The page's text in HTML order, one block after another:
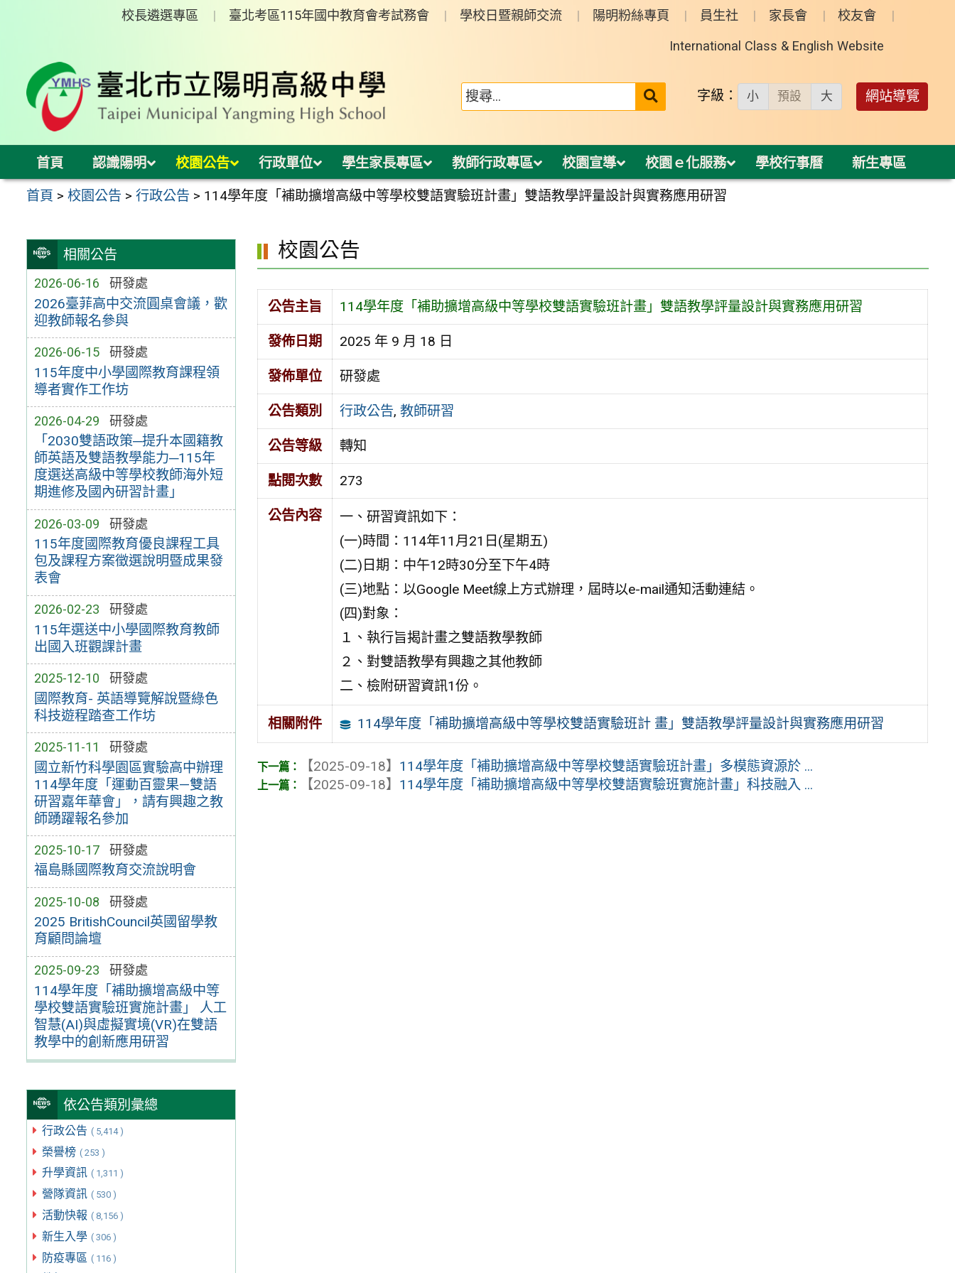
校長遴選專區 臺北考區115年國中教育會考試務會 學校日暨親師交流 陽明粉絲專頁 員生社 家長會 校友會
International Class & English Website
送出 字級： 小 預設 大 網站導覽
首頁 認識陽明 校園公告 行政單位 學生家長專區 教師行政專區 校園宣導 校園ｅ化服務 學校行事曆 新生專區
首頁 >校園公告 >行政公告 > 114學年度「補助擴增高級中等學校雙語實驗班計畫」雙語教學評量設計與實務應用研習
相關公告
2026-06-16 研發處
2026臺菲高中交流圓桌會議，歡
迎教師報名參與
2026-06-15 研發處
115年度中小學國際教育課程領
導者實作工作坊
2026-04-29 研發處
「2030雙語政策─提升本國籍教
師英語及雙語教學能力─115年
度選送高級中等學校教師海外短
期進修及國內研習計畫」
2026-03-09 研發處
115年度國際教育優良課程工具
包及課程方案徵選說明暨成果發
表會
2026-02-23 研發處
115年選送中小學國際教育教師
出國入班觀課計畫
2025-12-10 研發處
國際教育- 英語導覽解說暨綠色
科技遊程踏查工作坊
2025-11-11 研發處
國立新竹科學園區實驗高中辦理
114學年度「運動百靈果—雙語
研習嘉年華會」，請有興趣之教
師踴躍報名參加
2025-10-17 研發處
福島縣國際教育交流說明會
2025-10-08 研發處
2025 BritishCouncil英國留學教
育顧問論壇
2025-09-23 研發處
114學年度「補助擴增高級中等
學校雙語實驗班實施計畫」 人工
智慧(AI)與虛擬實境(VR)在雙語
教學中的創新應用研習
依公告類別彙總
行政公告 ( 5,414 )
榮譽榜 ( 253 )
升學資訊 ( 1,311 )
營隊資訊 ( 530 )
活動快報 ( 8,156 )
新生入學 ( 306 )
防疫專區 ( 116 )
校園公告
公告主旨 114學年度「補助擴增高級中等學校雙語實驗班計畫」雙語教學評量設計與實務應用研習
發佈日期 2025 年 9 月 18 日
發佈單位 研發處
公告類別 行政公告, 教師研習
公告等級 轉知
點閱次數 273
公告內容
一、研習資訊如下：
(一)時間：114年11月21日(星期五)
(二)日期：中午12時30分至下午4時
(三)地點：以Google Meet線上方式辦理，屆時以e-mail通知活動連結。
(四)對象：
１、執行旨揭計畫之雙語教學教師
２、對雙語教學有興趣之其他教師
二、檢附研習資訊1份。
相關附件 114學年度「補助擴增高級中等學校雙語實驗班計 畫」雙語教學評量設計與實務應用研習
【2025-09-18】 114學年度「補助擴增高級中等學校雙語實驗班計畫」多模態資源於 ...
【2025-09-18】 114學年度「補助擴增高級中等學校雙語實驗班實施計畫」科技融入 ...